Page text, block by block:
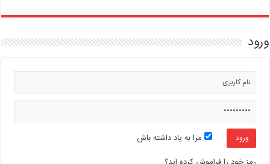
ورود
مرا به یاد داشته باش